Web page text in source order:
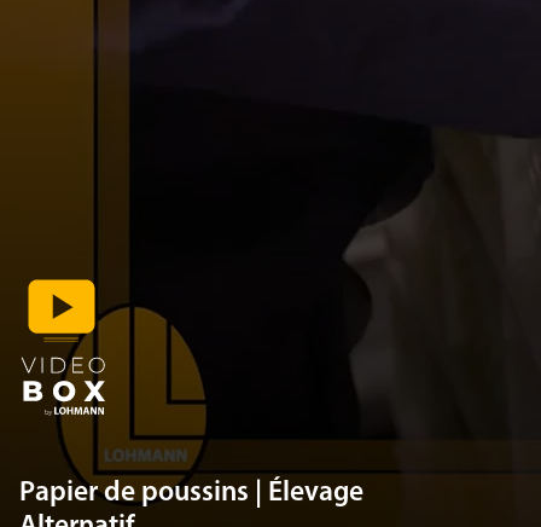
Papier de poussins | Élevage
Alternatif